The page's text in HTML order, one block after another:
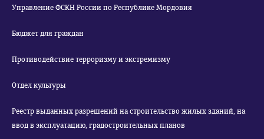
Управление ФСКН России по Республике Мордовия
Бюджет для граждан
Противодействие терроризму и экстремизму
Отдел культуры
Реестр выданных разрешений на строительство жилых зданий, на
ввод в эксплуатацию, градостроительных планов